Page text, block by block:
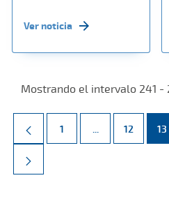
Ver noticia
Mostrando el intervalo 241 -
Página
1 ... PáginasPágina
12 13